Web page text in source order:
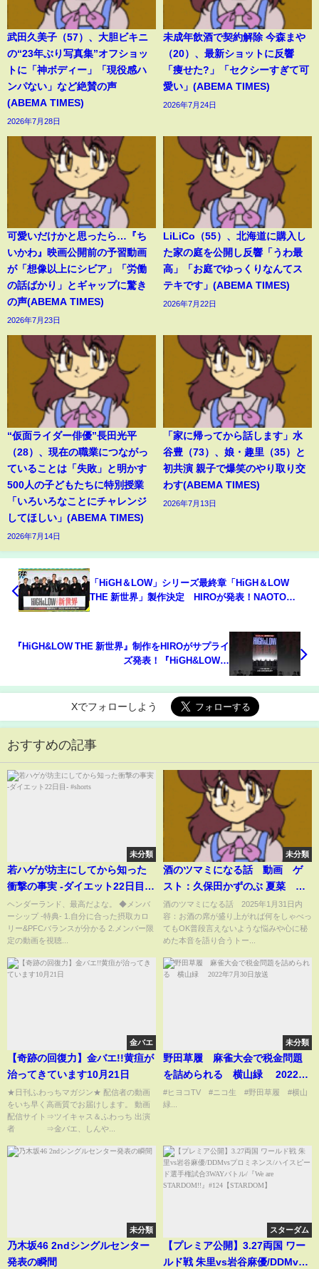
武田久美子（57）、大胆ビキニ
の“23年ぶり写真集”オフショッ
トに「神ボディー」「現役感ハ
ンパない」など絶賛の声
(ABEMA TIMES)
2026年7月28日
未成年飲酒で契約解除 今森まや
（20）、最新ショットに反響
「痩せた?」「セクシーすぎて可
愛い」(ABEMA TIMES)
2026年7月24日
可愛いだけかと思ったら…『ち
いかわ』映画公開前の予習動画
が「想像以上にシビア」「労働
の話ばかり」とギャップに驚き
の声(ABEMA TIMES)
2026年7月23日
LiLiCo（55）、北海道に購入し
た家の庭を公開し反響「うわ最
高」「お庭でゆっくりなんてス
テキです」(ABEMA TIMES)
2026年7月22日
“仮面ライダー俳優”長田光平
（28）、現在の職業につながっ
ていることは「失敗」と明かす
500人の子どもたちに特別授業
「いろいろなことにチャレンジ
してほしい」(ABEMA TIMES)
2026年7月14日
「家に帰ってから話します」水
谷豊（73）、娘・趣里（35）と
初共演 親子で爆笑のやり取り交
わす(ABEMA TIMES)
2026年7月13日
「HiGH＆LOW」シリーズ最終章「HiGH＆LOW
THE 新世界」製作決定 HIROが発表！NAOTO
『HiGH&LOW THE 新世界』制作をHIROがサプライ
ズ発表！『HiGH&LOW』
Xでフォローしよう
おすすめの記事
未分類
若ハゲが坊主にしてから知った
衝撃の事実 -ダイエット22日目-
#shorts
ヘンダーランド、最高だよな。 ◆メンバ
ーシップ -特典- 1.自分に合った摂取カロ
リー&PFCバランスが分かる 2.メンバー限
定の動画を視聴...
未分類
酒のツマミになる話 動画 ゲ
スト：久保田かずのぶ 夏菜 松
丸亮吾 三山凌輝 1月31日
酒のツマミになる話 2025年1月31日内
容：お酒の席が盛り上がれば何をしゃべっ
てもOK普段言えないような悩みや心に秘
めた本音を語り合うトー...
金バエ
【奇跡の回復力】金バエ!!黄疸が
治ってきています10月21日
★日刊ふわっちマガジン★ 配信者の動画
をいち早く高画質でお届けします。 動画
配信サイト⇒ツイキャス＆ふわっち 出演
者 ⇒金バエ、しんや...
未分類
野田草履 麻雀大会で税金問題
を詰められる 横山緑 2022年
7月30日放送
#ヒヨコTV #ニコ生 #野田草履 #横山
緑...
未分類
乃木坂46 2ndシングルセンター
発表の瞬間
スターダム
【プレミア公開】3.27両国 ワー
ルド戦 朱里vs岩谷麻優/DDMvs